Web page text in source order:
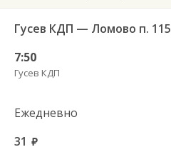
Гусев КДП — Ломово п. 115
7:50
Гусев КДП
Ежедневно
31 руб.